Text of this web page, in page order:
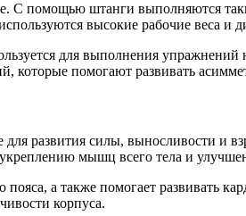
С помощью штанги выполняются
высокие рабочие веса и
для выполнения
помогают развивать
для развития силы, выносливости
мышц всего тела и
а также помогает развивать
корпуса.